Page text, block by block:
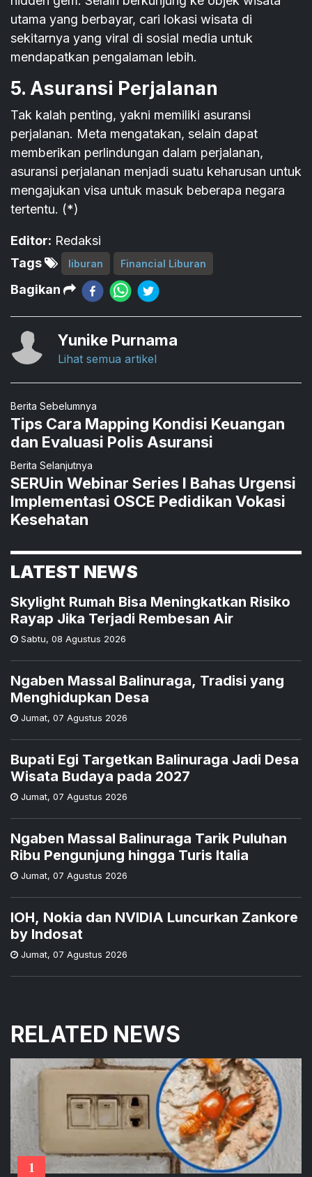
utama yang berbayar, cari lokasi wisata di
sekitarnya yang viral di sosial media untuk
mendapatkan pengalaman lebih.
5. Asuransi Perjalanan
Tak kalah penting, yakni memiliki asuransi
perjalanan. Meta mengatakan, selain dapat
memberikan perlindungan dalam perjalanan,
asuransi perjalanan menjadi suatu keharusan untuk
mengajukan visa untuk masuk beberapa negara
tertentu. (*)
Editor: Redaksi
Tags
liburan Financial Liburan
Bagikan
Yunike Purnama
Lihat semua artikel
Berita Sebelumnya
Tips Cara Mapping Kondisi Keuangan
dan Evaluasi Polis Asuransi
Berita Selanjutnya
SERUin Webinar Series I Bahas Urgensi
Implementasi OSCE Pedidikan Vokasi
Kesehatan
LATEST NEWS
Skylight Rumah Bisa Meningkatkan Risiko
Rayap Jika Terjadi Rembesan Air
Sabtu, 08 Agustus 2026
Ngaben Massal Balinuraga, Tradisi yang
Menghidupkan Desa
Jumat, 07 Agustus 2026
Bupati Egi Targetkan Balinuraga Jadi Desa
Wisata Budaya pada 2027
Jumat, 07 Agustus 2026
Ngaben Massal Balinuraga Tarik Puluhan
Ribu Pengunjung hingga Turis Italia
Jumat, 07 Agustus 2026
IOH, Nokia dan NVIDIA Luncurkan Zankore
by Indosat
Jumat, 07 Agustus 2026
RELATED NEWS
1